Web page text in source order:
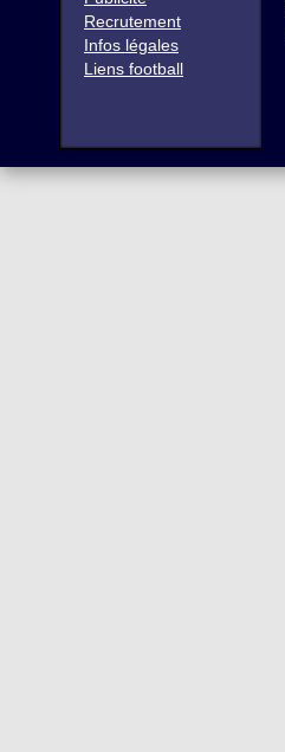
Recrutement
Infos légales
Liens football